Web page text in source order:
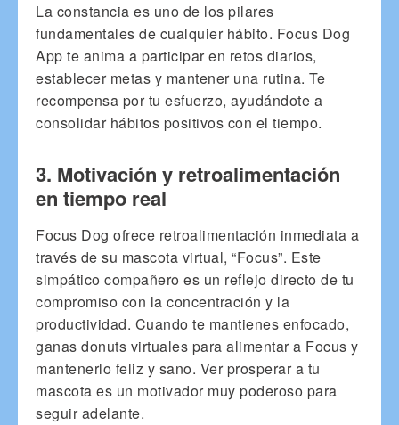
La constancia es uno de los pilares
fundamentales de cualquier hábito. Focus Dog
App te anima a participar en retos diarios,
establecer metas y mantener una rutina. Te
recompensa por tu esfuerzo, ayudándote a
consolidar hábitos positivos con el tiempo.
3. Motivación y retroalimentación
en tiempo real
Focus Dog ofrece retroalimentación inmediata a
través de su mascota virtual, “Focus”. Este
simpático compañero es un reflejo directo de tu
compromiso con la concentración y la
productividad. Cuando te mantienes enfocado,
ganas donuts virtuales para alimentar a Focus y
mantenerlo feliz y sano. Ver prosperar a tu
mascota es un motivador muy poderoso para
seguir adelante.